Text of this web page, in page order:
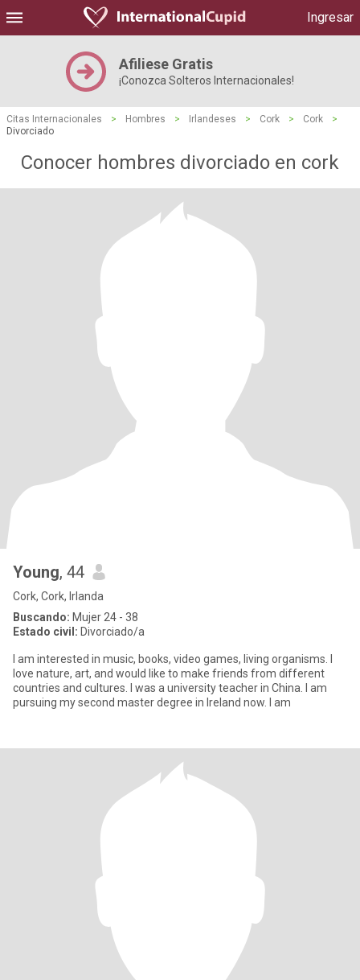
Ingresar
Afiliese Gratis
¡Conozca Solteros Internacionales!
Citas Internacionales > Hombres > Irlandeses > Cork > Cork
>
Divorciado
Conocer hombres divorciado en cork
Young, 44
Cork, Cork, Irlanda
Buscando: Mujer 24 - 38
Estado civil: Divorciado/a
I am interested in music, books, video games, living organisms. I
love nature, art, and would like to make friends from different
countries and cultures. I was a university teacher in China. I am
pursuing my second master degree in Ireland now. I am